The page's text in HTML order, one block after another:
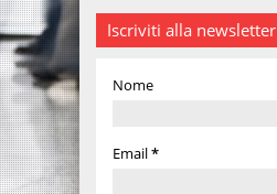
Iscriviti alla newsletter
Nome
Email*